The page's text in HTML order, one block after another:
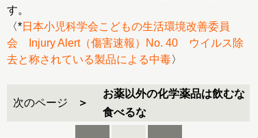
す。
〈*日本小児科学会こどもの生活環境改善委員
会 Injury Alert（傷害速報）No. 40 ウイルス除
去と称されている製品による中毒〉
次のページ
お薬以外の化学薬品は飲むな
食べるな